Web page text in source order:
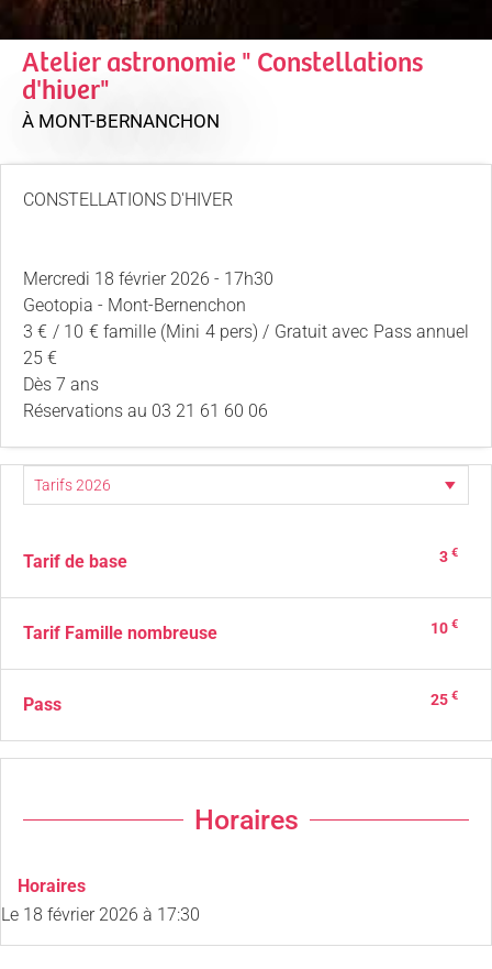
Atelier astronomie " Constellations
d'hiver"
À MONT-BERNANCHON
CONSTELLATIONS D'HIVER
Mercredi 18 février 2026 - 17h30
Geotopia - Mont-Bernenchon
3 € / 10 € famille (Mini 4 pers) / Gratuit avec Pass annuel
25 €
Dès 7 ans
Réservations au 03 21 61 60 06
Tarif de base 3 €
Tarif Famille nombreuse 10 €
Pass 25 €
Horaires
Horaires
Le 18 février 2026 à 17:30